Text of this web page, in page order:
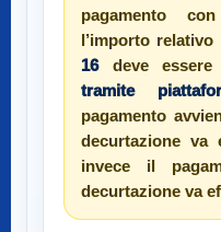
pagamento
l’importo relativo
16deve essere
tramite
pagamento
decurtazione va
invece il
decurtazione va